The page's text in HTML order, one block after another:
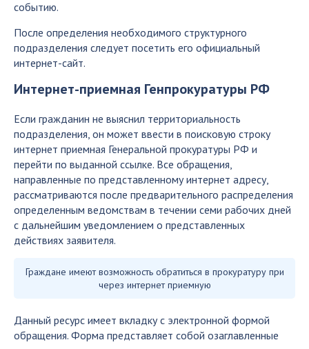
событию.
После определения необходимого структурного
подразделения следует посетить его официальный
интернет-сайт.
Интернет-приемная Генпрокуратуры РФ
Если гражданин не выяснил территориальность
подразделения, он может ввести в поисковую строку
интернет приемная Генеральной прокуратуры РФ и
перейти по выданной ссылке. Все обращения,
направленные по представленному интернет адресу,
рассматриваются после предварительного распределения
определенным ведомствам в течении семи рабочих дней
с дальнейшим уведомлением о представленных
действиях заявителя.
Граждане имеют возможность обратиться в прокуратуру при
через интернет приемную
Данный ресурс имеет вкладку с электронной формой
обращения. Форма представляет собой озаглавленные